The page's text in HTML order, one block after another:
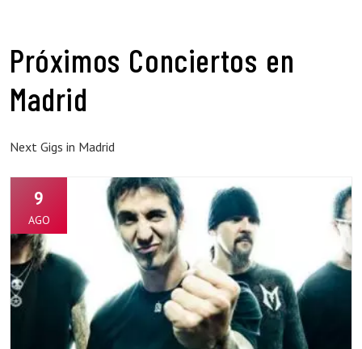
Próximos Conciertos en
Madrid
Next Gigs in Madrid
9
AGO